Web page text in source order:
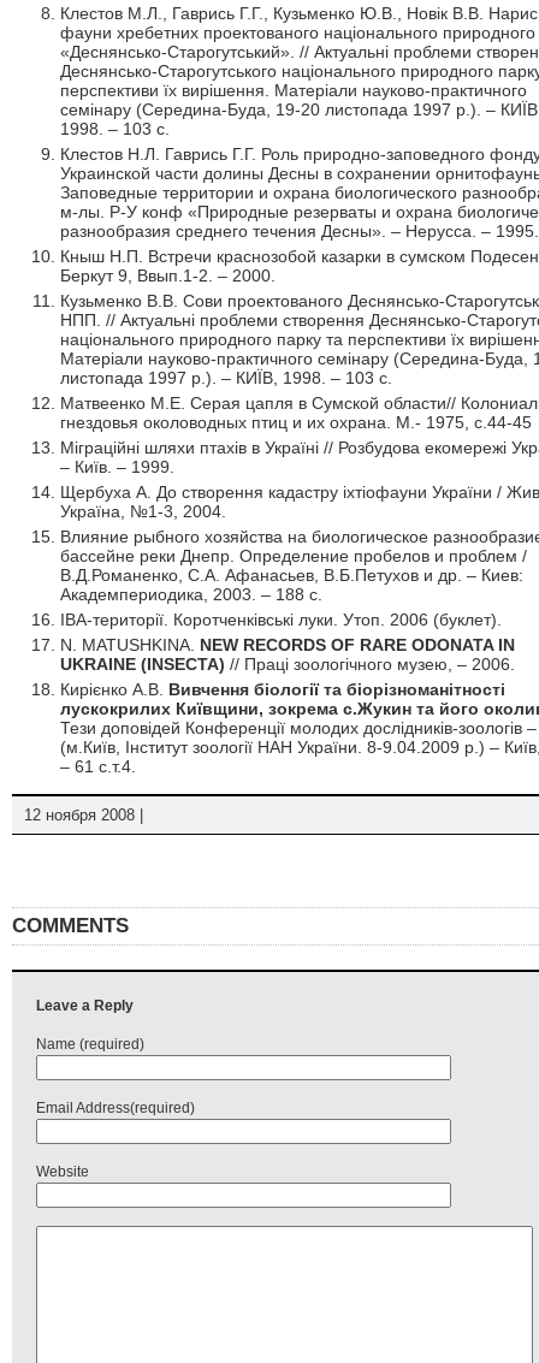
Клестов М.Л., Гаврись Г.Г., Кузьменко Ю.В., Новік В.В. Нарис
фауни хребетних проектованого національного природного
«Деснянсько-Старогутський». // Актуальні проблеми
Деснянсько-Старогутського національного природного
перспективи їх вирішення. Матеріали науково-практичного
семінару (Середина-Буда, 19-20 листопада 1997 р.). –
1998. – 103 с.
Клестов Н.Л. Гаврись Г.Г. Роль природно-заповедного
Украинской части долины Десны в сохранении
Заповедные территории и охрана биологического
м-лы. Р-У конф «Природные резерваты и охрана
разнообразия среднего течения Десны». – Нерусса. –
Кныш Н.П. Встречи краснозобой казарки в сумском
Беркут 9, Ввып.1-2. – 2000.
Кузьменко В.В. Сови проектованого Деснянсько-
НПП. // Актуальні проблеми створення Деснянсько-
національного природного парку та перспективи їх
Матеріали науково-практичного семінару (Середина-Буда,
листопада 1997 р.). – КИЇВ, 1998. – 103 с.
Матвеенко М.Е. Серая цапля в Сумской области//
гнездовья околоводных птиц и их охрана. М.- 1975, с.44-45
Міграційні шляхи птахів в Україні // Розбудова екомережі
– Київ. – 1999.
Щербуха А. До створення кадастру іхтіофауни України /
Україна, №1-3, 2004.
Влияние рыбного хозяйства на биологическое
бассейне реки Днепр. Определение пробелов и проблем /
В.Д.Романенко, С.А. Афанасьев, В.Б.Петухов и др. – Киев:
Академпериодика, 2003. – 188 с.
ІВА-території. Коротченківські луки. Утоп. 2006 (буклет).
N. MATUSHKINA. NEW RECORDS OF RARE ODONATA IN
UKRAINE (INSECTA) // Праці зоологічного музею, – 2006.
Кирієнко А.В. Вивчення біології та біорізноманітності
лускокрилих Київщини, зокрема с.Жукин та його
Тези доповідей Конференції молодих дослідників-зоологів
(м.Київ, Інститут зоології НАН України. 8-9.04.2009 р.) –
– 61 с.т.4.
12 ноября 2008 |
COMMENTS
Leave a Reply
Name (required)
Email Address(required)
Website